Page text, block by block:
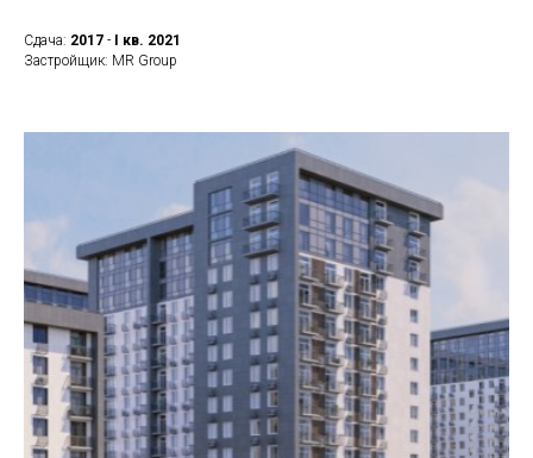
Сдача: 2017 - I кв. 2021
Застройщик: MR Group